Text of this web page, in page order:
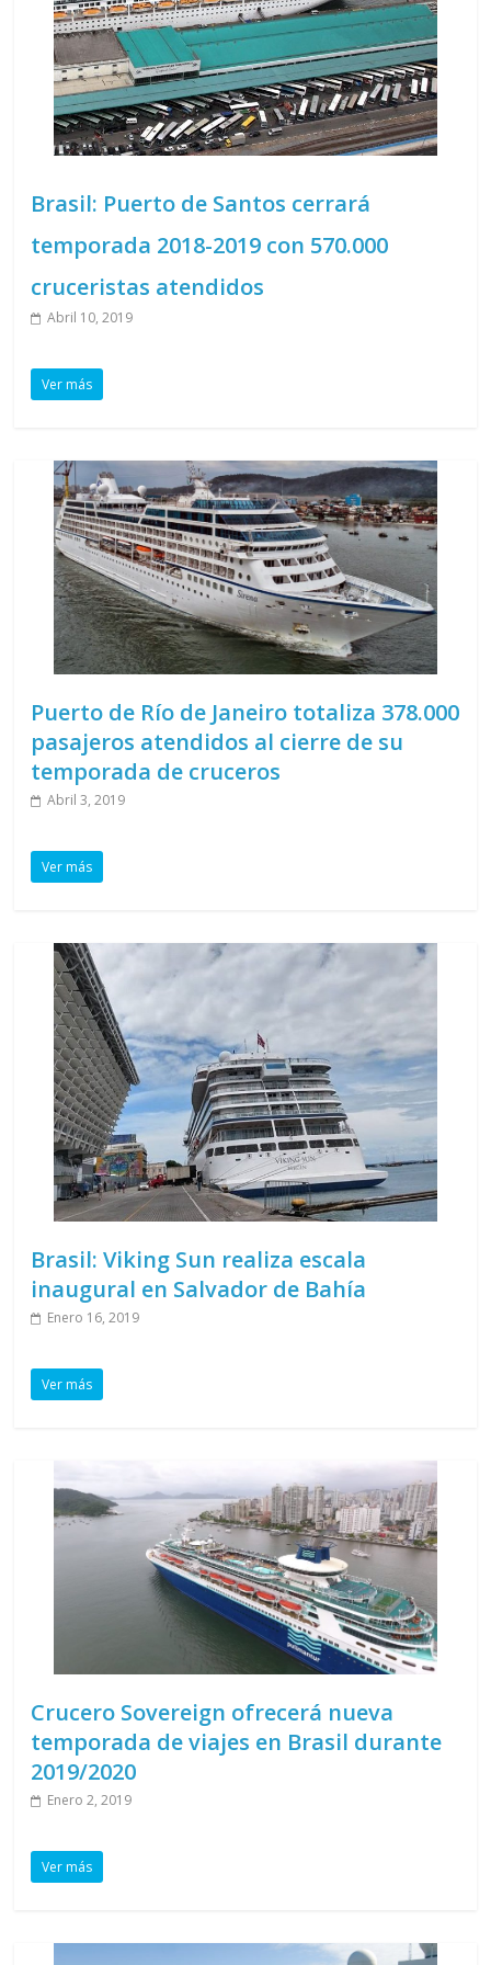
Brasil: Puerto de Santos cerrará
temporada 2018-2019 con 570.000
cruceristas atendidos
Abril 10, 2019
Ver más
Puerto de Río de Janeiro totaliza 378.000
pasajeros atendidos al cierre de su
temporada de cruceros
Abril 3, 2019
Ver más
Brasil: Viking Sun realiza escala
inaugural en Salvador de Bahía
Enero 16, 2019
Ver más
Crucero Sovereign ofrecerá nueva
temporada de viajes en Brasil durante
2019/2020
Enero 2, 2019
Ver más